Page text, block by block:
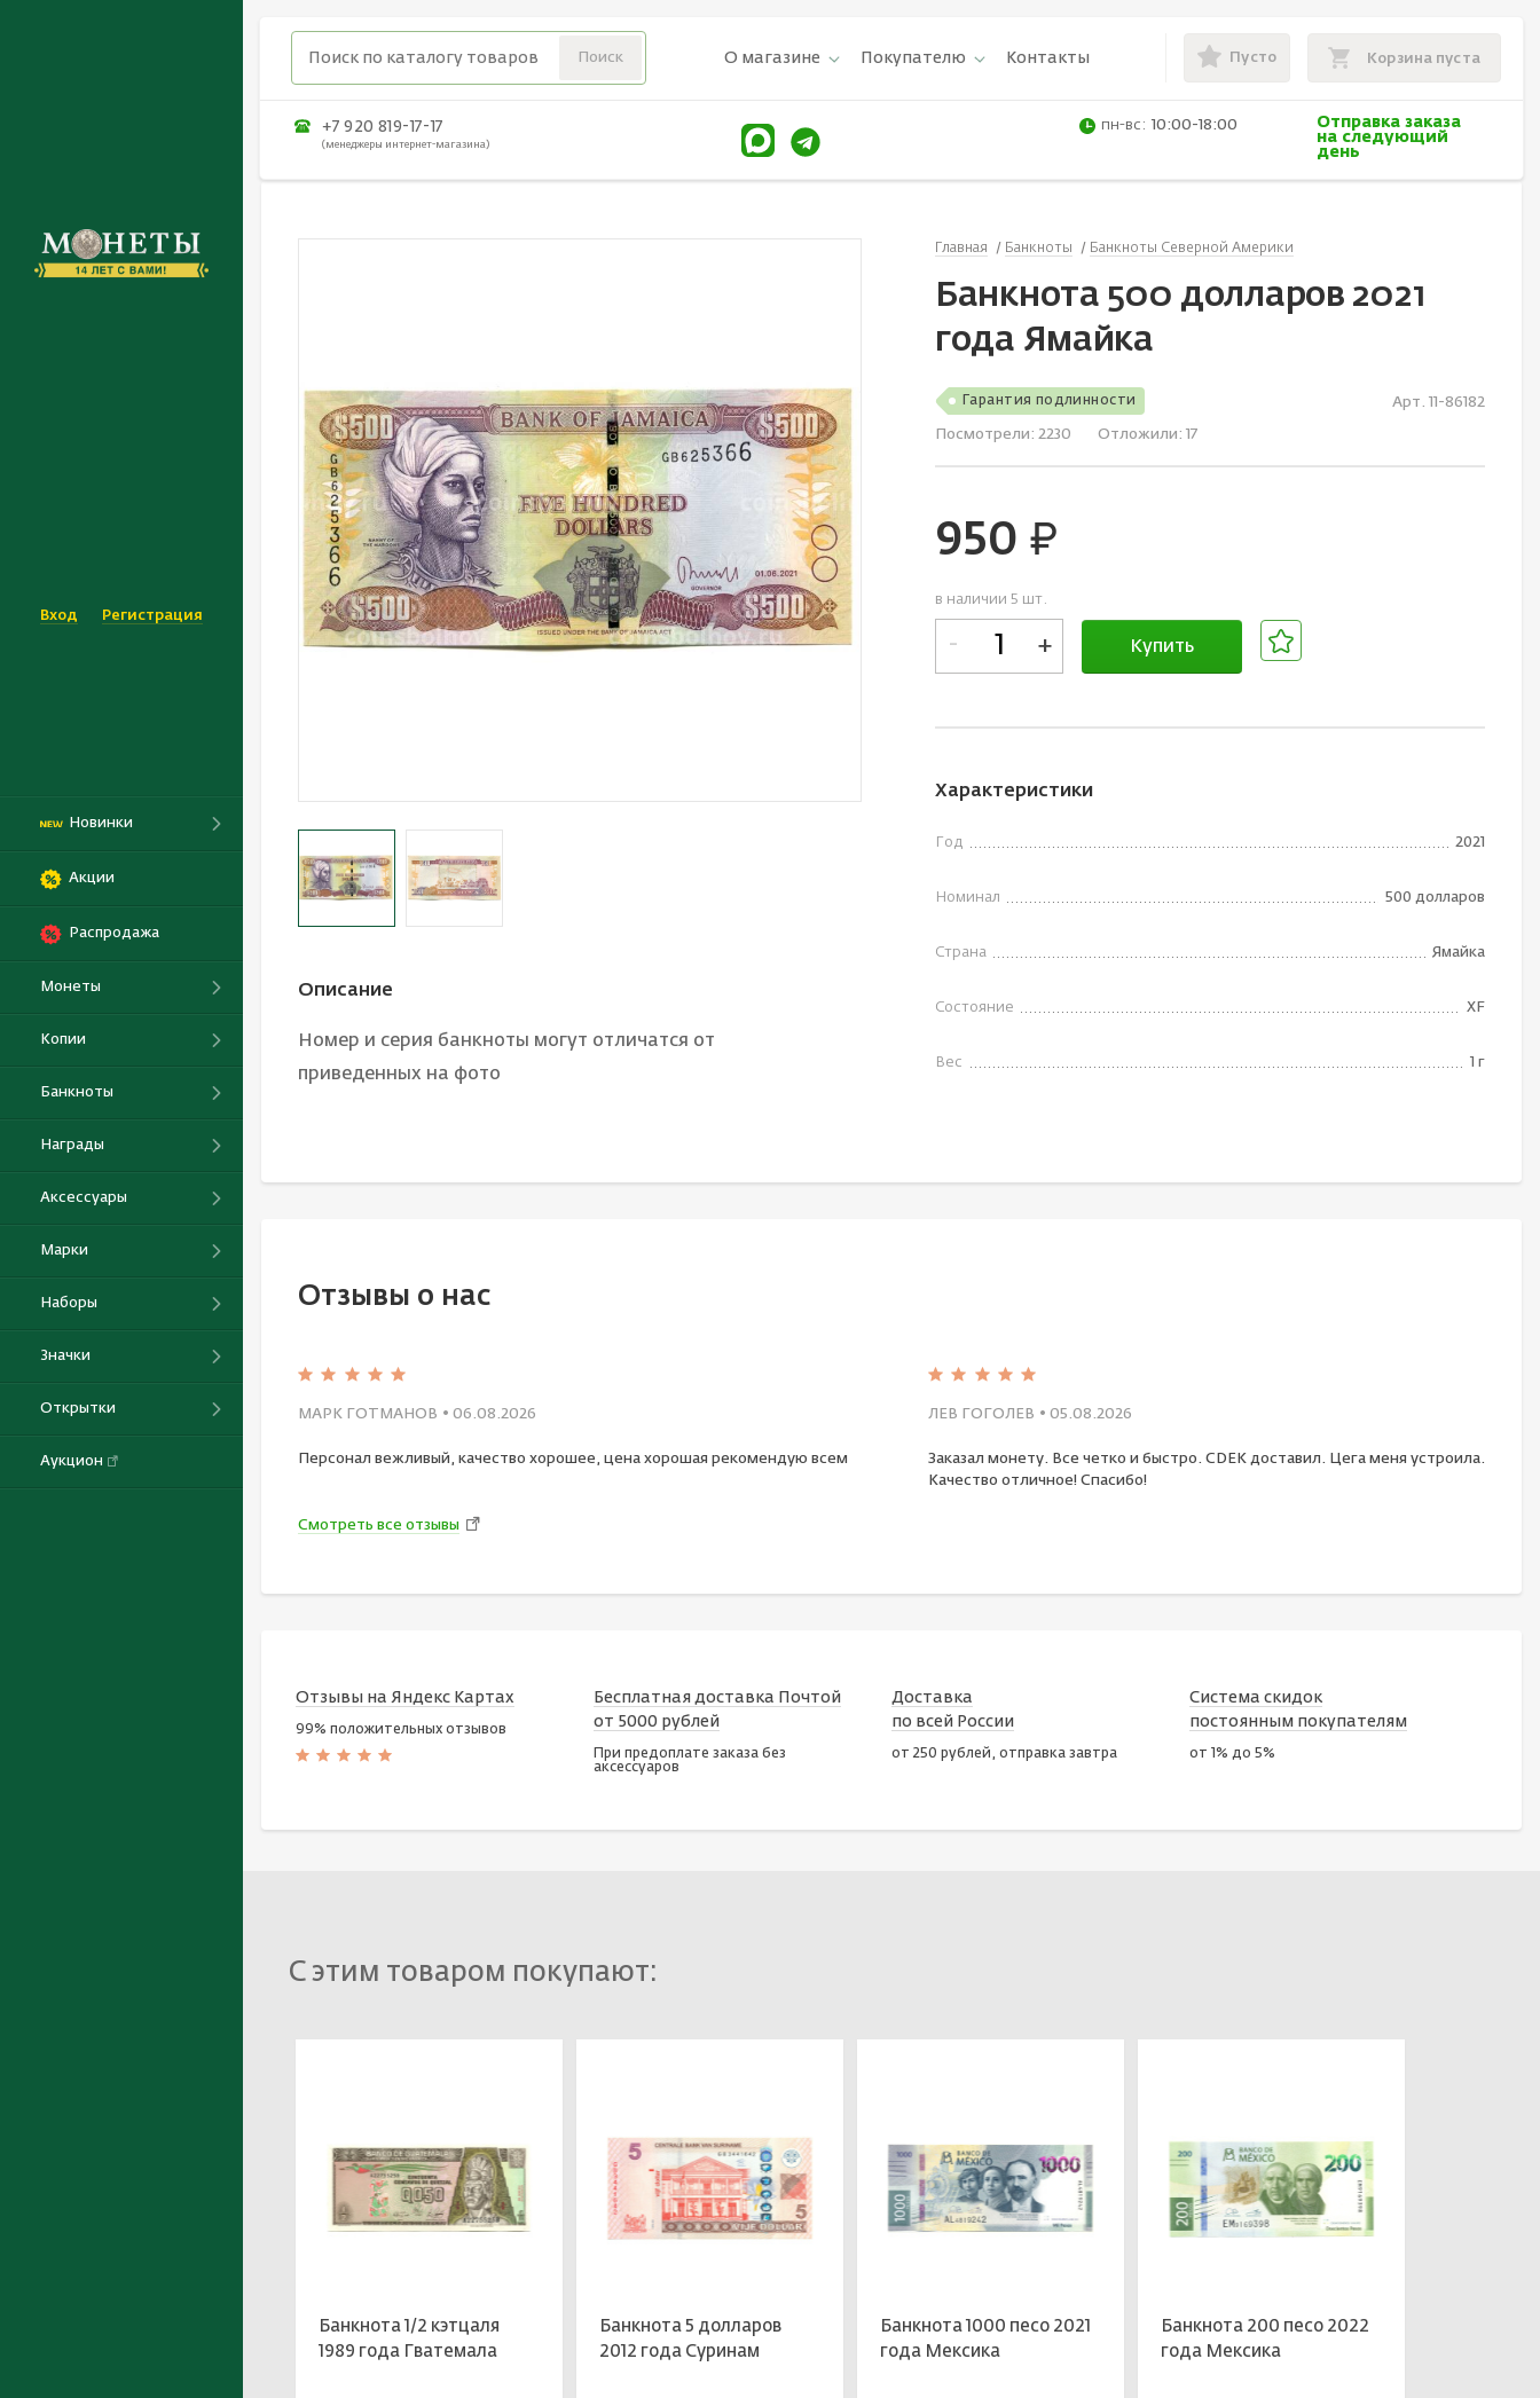
Вход Регистрация
Новинки
Акции
Распродажа
Монеты
Копии
Банкноты
Награды
Аксессуары
Марки
Наборы
Значки
Открытки
Аукцион
О магазине Покупателю Контакты Пусто Корзина пуста
+7 920 819-17-17
(менеджеры интернет-магазина)
пн-вс: 10:00-18:00
Отправка заказа
на следующий
день
Описание
Номер и серия банкноты могут отличатся от
приведенных на фото
Главная Банкноты Банкноты Северной Америки
Банкнота 500 долларов 2021
года Ямайка
Гарантия подлинности Арт. 11-86182
Посмотрели: 2230 Отложили: 17
950 руб.
в наличии 5 шт.
- + Купить
Характеристики
Год 2021
Номинал 500 долларов
Страна Ямайка
Состояние XF
Вес 1 г
Отзывы о нас
МАРК ГОТМАНОВ • 06.08.2026
Персонал вежливый, качество хорошее, цена хорошая рекомендую всем
ЛЕВ ГОГОЛЕВ • 05.08.2026
Заказал монету. Все четко и быстро. CDEK доставил. Цега меня устроила.
Качество отличное! Спасибо!
Смотреть все отзывы
Отзывы на Яндекс Картах
99% положительных отзывов
Бесплатная доставка Почтой
от 5000 рублей
При предоплате заказа без
аксессуаров
Доставка
по всей России
от 250 рублей, отправка завтра
Система скидок
постоянным покупателям
от 1% до 5%
С этим товаром покупают:
Банкнота 1/2 кэтцаля
1989 года Гватемала
Банкнота 5 долларов
2012 года Суринам
Банкнота 1000 песо 2021
года Мексика
Банкнота 200 песо 2022
года Мексика